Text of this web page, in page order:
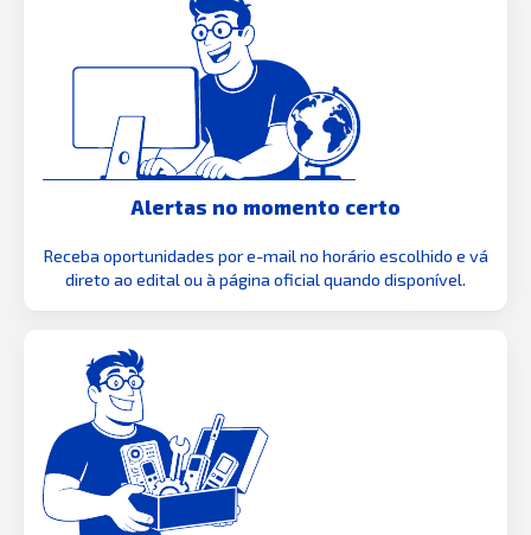
Alertas no momento certo
Receba oportunidades por e-mail no horário escolhido e vá
direto ao edital ou à página oficial quando disponível.